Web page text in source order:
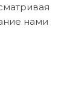
нами